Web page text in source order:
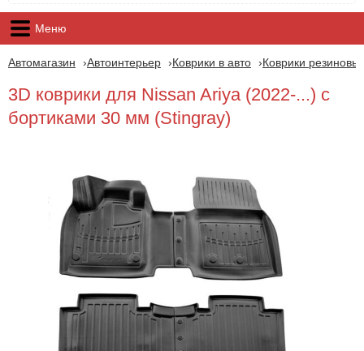
Меню
Автомагазин Автоинтерьер Коврики в авто Коврики
3D коврики для Nissan Ariya (2022-...) с
бортиками 30 мм (Stingray)